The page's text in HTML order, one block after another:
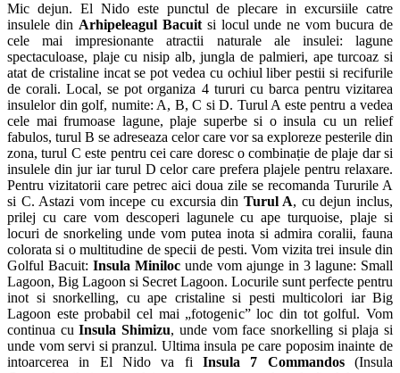
Mic dejun. El Nido este punctul de plecare in excursiile catre
insulele din Arhipeleagul Bacuitsi locul unde ne vom bucura de
cele mai impresionante atractii naturale ale insulei: lagune
spectaculoase, plaje cu nisip alb, jungla de palmieri, ape turcoaz si
atat de cristaline incat se pot vedea cu ochiul liber pestii si recifurile
de corali. Local, se pot organiza 4 tururi cu barca pentru vizitarea
insulelor din golf, numite: A, B, C si D. Turul A este pentru a vedea
cele mai frumoase lagune, plaje superbe si o insula cu un relief
fabulos, turul B se adreseaza celor care vor sa exploreze pesterile din
zona, turul C este pentru cei care doresc o combinaṭie de plaje dar si
insulele din jur iar turul D celor care prefera plajele pentru relaxare.
Pentru vizitatorii care petrec aici doua zile se recomanda Tururile A
si C. Astazi vom incepe cu excursia din Turul A, cu dejun inclus,
prilej cu care vom descoperi lagunele cu ape turquoise, plaje si
locuri de snorkeling unde vom putea inota si admira coralii, fauna
colorata si o multitudine de specii de pesti. Vom vizita trei insule din
Golful Bacuit: Insula Miniloc unde vom ajunge in 3 lagune: Small
Lagoon, Big Lagoon si Secret Lagoon. Locurile sunt perfecte pentru
inot si snorkelling, cu ape cristaline si pesti multicolori iar Big
Lagoon este probabil cel mai „fotogenic” loc din tot golful. Vom
continua cuInsula Shimizu, unde vom face snorkelling si plaja si
unde vom servi si pranzul. Ultima insula pe care poposim inainte de
intoarcerea in El Nido va fi Insula 7 Commandos(Insula